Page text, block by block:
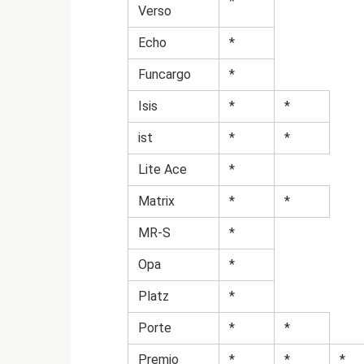
Verso
Echo *
Funcargo *
Isis * *
ist * *
Lite Ace *
Matrix * *
MR-S *
Opa *
Platz *
Porte * *
Premio * * *